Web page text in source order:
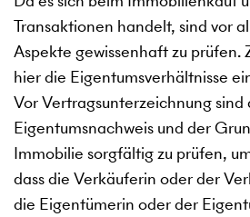
Transaktionen handelt, sind vor
Aspekte gewissenhaft zu prüfen.
hier die Eigentumsverhältnisse
Vor Vertragsunterzeichnung sind
Eigentumsnachweis und der
Immobilie sorgfältig zu prüfen,
dass die Verkäuferin oder der
die Eigentümerin oder der